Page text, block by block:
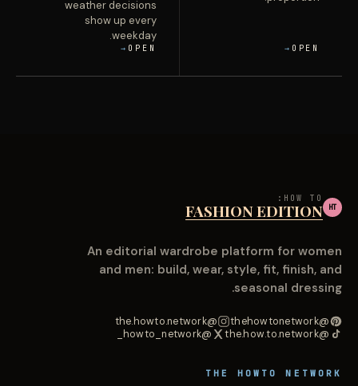
OPEN
weather decisions
show up every
weekday.
OPEN
HT
HOW TO:
FASHION EDITION
An editorial wardrobe platform for women
and men: build, wear, style, fit, finish, and
seasonal dressing.
@thehowtonetwork
@the.howto.network
@the.how.to.network
@howto_network_
THE HOWTO NETWORK